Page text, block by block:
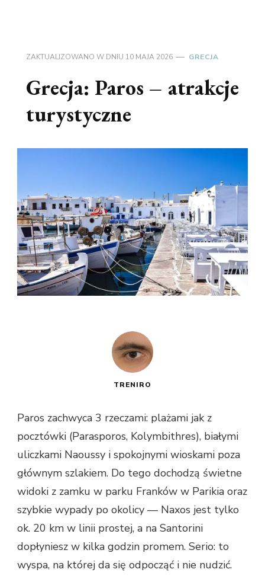
ZAKTUALIZOWANO W DNIU 10 MAJA 2026 GRECJA
Grecja: Paros – atrakcje
turystyczne
TRENIRO
Paros zachwyca 3 rzeczami: plażami jak z
pocztówki (Parasporos, Kolymbithres), białymi
uliczkami Naoussy i spokojnymi wioskami poza
głównym szlakiem. Do tego dochodzą świetne
widoki z zamku w parku Franków w Parikia oraz
szybkie wypady po okolicy — Naxos jest tylko
ok. 20 km w linii prostej, a na Santorini
dopłyniesz w kilka godzin promem. Serio: to
wyspa, na której da się odpocząć i nie nudzić.